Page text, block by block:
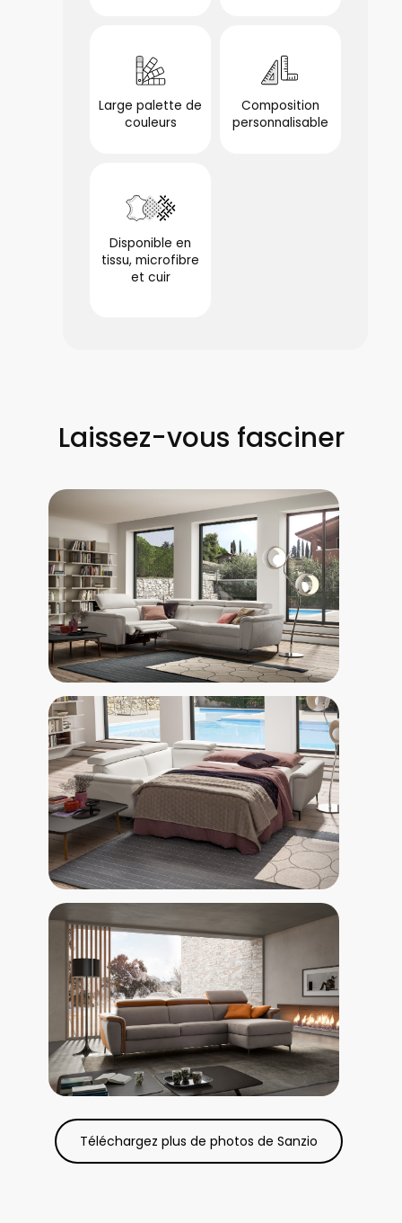
Large palette de
couleurs
Composition
personnalisable
Disponible en
tissu, microfibre
et cuir
Laissez-vous fasciner
Téléchargez plus de photos de Sanzio